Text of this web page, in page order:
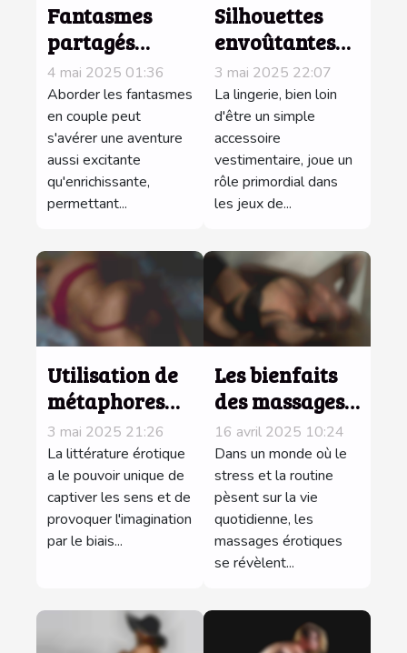
Fantasmes
partagés
comment les
explorer sans
tabous en
couple
4 mai 2025 01:36
Aborder les fantasmes
en couple peut
s'avérer une aventure
aussi excitante
qu'enrichissante,
permettant...
Silhouettes
envoûtantes
l'impact de la
lingerie dans
la séduction
hétérosexuelle
3 mai 2025 22:07
La lingerie, bien loin
d'être un simple
accessoire
vestimentaire, joue un
rôle primordial dans
les jeux de...
Utilisation de
métaphores
sensuelles
dans les écrits
érotiques pour
un impact
maximal
3 mai 2025 21:26
La littérature érotique
a le pouvoir unique de
captiver les sens et de
provoquer l'imagination
par le biais...
Les bienfaits
des massages
érotiques dans
la vie sexuelle
hétérosexuelle
techniques et
astuces pour
débutants
16 avril 2025 10:24
Dans un monde où le
stress et la routine
pèsent sur la vie
quotidienne, les
massages érotiques
se révèlent...